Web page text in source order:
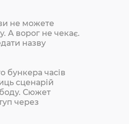
не можете
А ворог не чекає.
назву
бункера часів
сценарій
Сюжет
через